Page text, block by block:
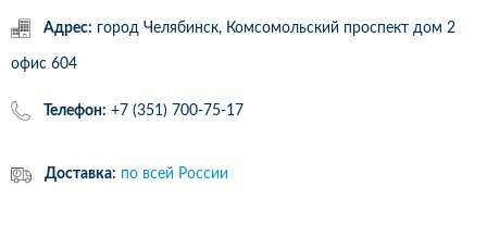
Адрес: город Челябинск, Комсомольский проспект дом 2
офис 604
Телефон: +7 (351) 700-75-17
Доставка: по всей России